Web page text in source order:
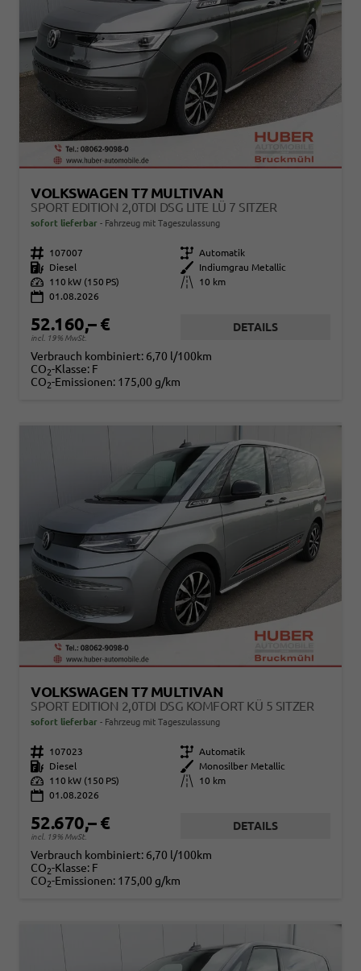
VOLKSWAGEN T7 MULTIVAN
SPORT EDITION 2,0TDI DSG LITE LÜ 7 SITZER
sofort lieferbar Fahrzeug mit Tageszulassung
Fahrzeugnr. 107007 Getriebe Automatik
Kraftstoff
Diesel Außenfarbe
Indiumgrau Metallic
Leistung
110 kW (150 PS) Kilometerstand
10 km
01.08.2026
52.160,– €
incl. 19% MwSt.
DETAILS
Verbrauch kombiniert: 6,70 l/100km
CO2-Klasse: F
CO2-Emissionen: 175,00 g/km
VOLKSWAGEN T7 MULTIVAN
SPORT EDITION 2,0TDI DSG KOMFORT KÜ 5 SITZER
sofort lieferbar Fahrzeug mit Tageszulassung
Fahrzeugnr. 107023 Getriebe Automatik
Kraftstoff
Diesel Außenfarbe
Monosilber Metallic
Leistung
110 kW (150 PS) Kilometerstand
10 km
01.08.2026
52.670,– €
incl. 19% MwSt.
DETAILS
Verbrauch kombiniert: 6,70 l/100km
CO2-Klasse: F
CO2-Emissionen: 175,00 g/km